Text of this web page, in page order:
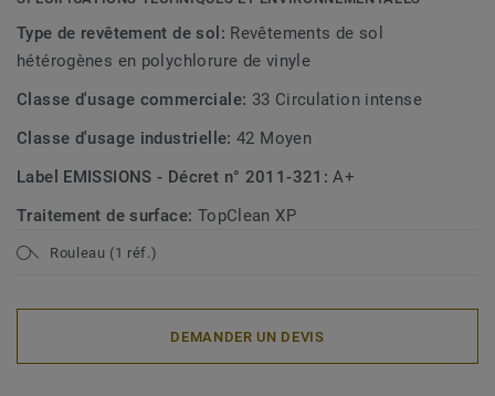
Type de revêtement de sol: Revêtements de sol
hétérogènes en polychlorure de vinyle
Classe d'usage commerciale: 33 Circulation intense
Classe d'usage industrielle:42 Moyen
Label EMISSIONS - Décret n° 2011-321:A+
Traitement de surface: TopClean XP
Rouleau (1 réf.)
DEMANDER UN DEVIS